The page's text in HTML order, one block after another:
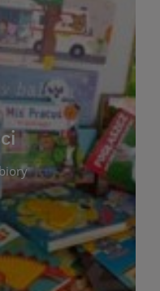
książki,
trafiły do
Publicznej w
listę,
odkrywać świeże
wydawnicze. Każda
opisem i
Zachęcamy
pojawiają się
tej zakładce
warto przeczytać